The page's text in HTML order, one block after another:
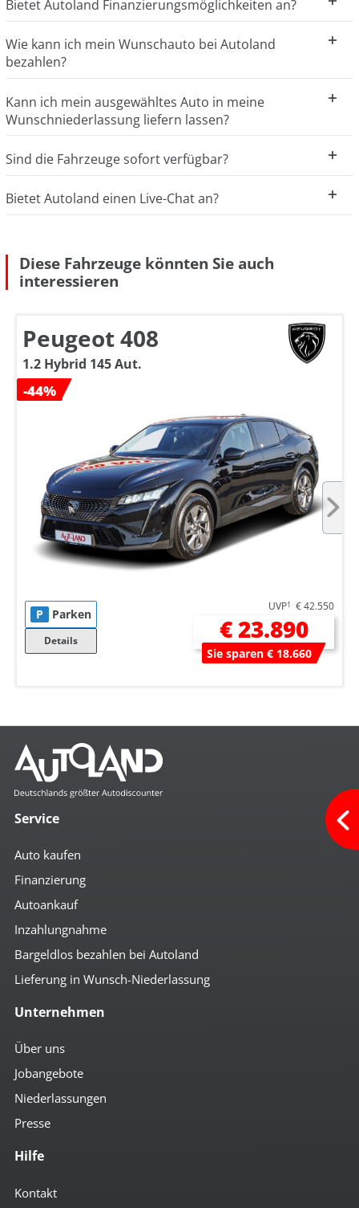
Bietet Autoland Finanzierungsmöglichkeiten an?
Wie kann ich mein Wunschauto bei Autoland
bezahlen?
Kann ich mein ausgewähltes Auto in meine
Wunschniederlassung liefern lassen?
Sind die Fahrzeuge sofort verfügbar?
Bietet Autoland einen Live-Chat an?
Diese Fahrzeuge könnten Sie auch
interessieren
Peugeot 408
1.2 Hybrid 145 Aut.
-44%
P Parken
Details
UVP1 € 42.550
€ 23.890
Sie sparen € 18.660
Service
Auto kaufen
Finanzierung
Autoankauf
Inzahlungnahme
Bargeldlos bezahlen bei Autoland
Lieferung in Wunsch-Niederlassung
Unternehmen
Über uns
Jobangebote
Niederlassungen
Presse
Hilfe
Kontakt